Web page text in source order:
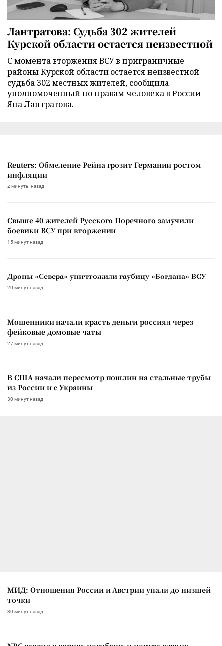
Лантратова: Судьба 302 жителей
Курской области остается неизвестной
С момента вторжения ВСУ в приграничные
районы Курской области остается неизвестной
судьба 302 местных жителей, сообщила
уполномоченный по правам человека в России
Яна Лантратова.
Reuters: Обмеление Рейна грозит Германии ростом
инфляции
2 минуты назад
Свыше 40 жителей Русского Поречного замучили
боевики ВСУ при вторжении
15 минут назад
Дроны «Севера» уничтожили гаубицу «Богдана» ВСУ
20 минут назад
Мошенники начали красть деньги россиян через
фейковые домовые чаты
27 минут назад
В США начали пересмотр пошлин на стальные трубы
из России и с Украины
30 минут назад
МИД: Отношения России и Австрии упали до низшей
точки
30 минут назад